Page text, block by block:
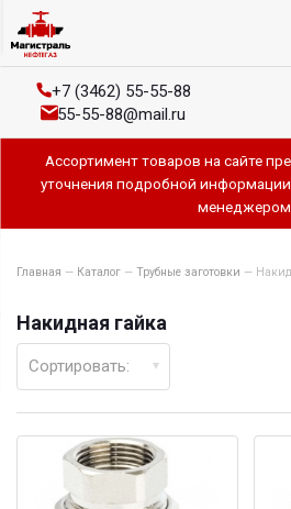
+7 (3462) 55-55-88
55-55-88@mail.ru
Ассортимент товаров на сайте
уточнения подробной информации
Главная — Каталог — Трубные заготовки —
Накидная гайка
Сортировать: